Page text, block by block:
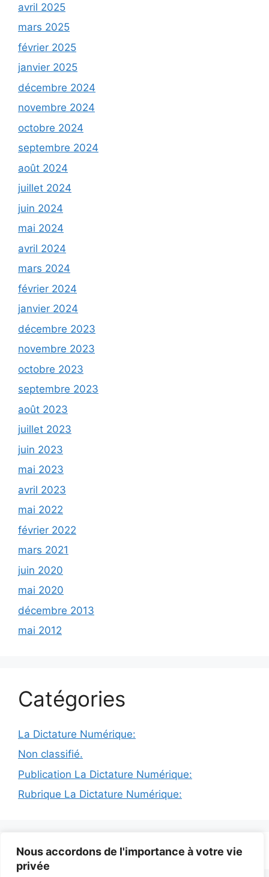
Nous accordons de l'importance à votre vie
privée
avril 2025
mars 2025
février 2025
janvier 2025
décembre 2024
novembre 2024
octobre 2024
septembre 2024
août 2024
juillet 2024
juin 2024
mai 2024
avril 2024
mars 2024
février 2024
janvier 2024
décembre 2023
novembre 2023
octobre 2023
septembre 2023
août 2023
juillet 2023
juin 2023
mai 2023
avril 2023
mai 2022
février 2022
mars 2021
juin 2020
mai 2020
décembre 2013
mai 2012
Catégories
La Dictature Numérique:
Non classifié.
Publication La Dictature Numérique:
Rubrique La Dictature Numérique:
© 2026 INFODICTAT• Construit avecGeneratePress